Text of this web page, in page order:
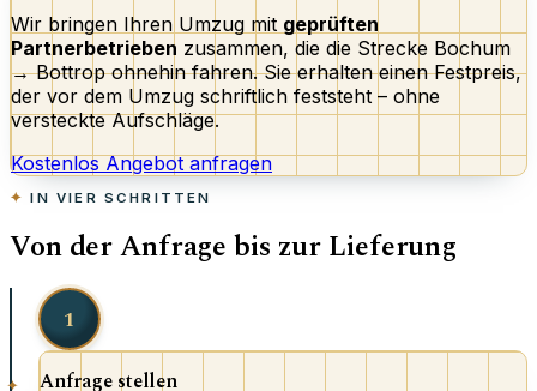
Wir bringen Ihren Umzug mit geprüften
Partnerbetrieben zusammen, die die Strecke Bochum
→ Bottrop ohnehin fahren. Sie erhalten einen Festpreis,
der vor dem Umzug schriftlich feststeht – ohne
versteckte Aufschläge.
Kostenlos Angebot anfragen
IN VIER SCHRITTEN
Von der Anfrage bis zur Lieferung
1
Anfrage stellen